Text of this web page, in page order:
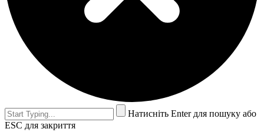
Натисніть Enter для пошуку або
ESC для закриття